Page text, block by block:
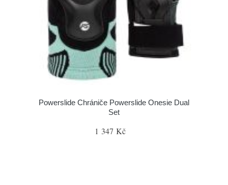
Powerslide Chrániče Powerslide Onesie Dual
Set
1 347 Kč